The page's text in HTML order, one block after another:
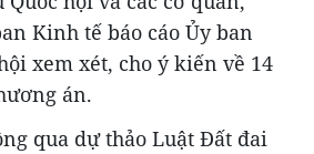
Kinh tế báo cáo Ủy ban
xem xét, cho ý kiến về 14
án.
qua dự thảo Luật Đất đai